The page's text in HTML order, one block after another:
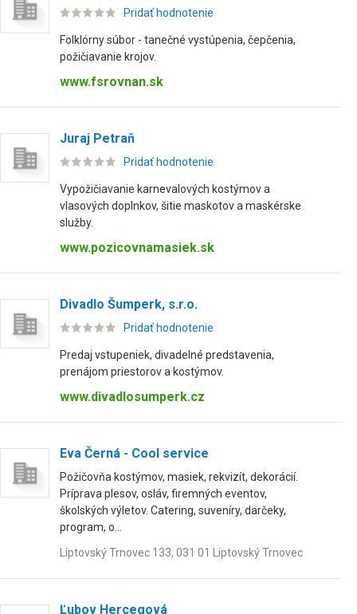
Pridať hodnotenie
Folklórny súbor - tanečné vystúpenia, čepčenia,
požičiavanie krojov.
www.fsrovnan.sk
Juraj Petraň
Pridať hodnotenie
Vypožičiavanie karnevalových kostýmov a
vlasových doplnkov, šitie maskotov a maskérske
služby.
www.pozicovnamasiek.sk
Divadlo Šumperk, s.r.o.
Pridať hodnotenie
Predaj vstupeniek, divadelné predstavenia,
prenájom priestorov a kostýmov.
www.divadlosumperk.cz
Eva Černá - Cool service
Požičovňa kostýmov, masiek, rekvizít, dekorácií.
Príprava plesov, osláv, firemných eventov,
školských výletov. Catering, suveníry, darčeky,
program, o...
Liptovský Trnovec 133, 031 01 Liptovský Trnovec
Ľubov Hercegová